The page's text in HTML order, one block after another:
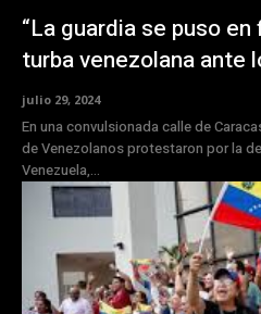
“La guardia se puso
turba venezolana ante
julio 29, 2024
En una convulsionada calle de
de Venezolanos protestaron por la
Venezuela,...